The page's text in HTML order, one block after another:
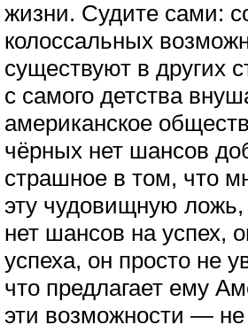
жизни. Судите сами:
колоссальных
существуют в других
с самого детства
американское
чёрных нет шансов
страшное в том, что
эту чудовищную ложь,
нет шансов на успех,
успеха, он просто не
что предлагает ему
эти возможности — не